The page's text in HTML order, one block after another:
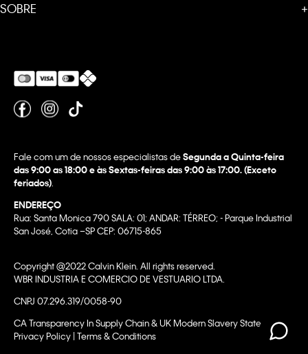
SOBRE +
Fale com um de nossos especialistas deSegunda a Quinta-feira
das 9:00 as 18:00 e às Sextas-feiras das 9:00 às 17:00. (Exceto
feriados)
ENDEREÇO
Rua: Santa Monica 790 SALA: 01; ANDAR: TÉRREO; - Parque Industrial
San José, Cotia –SP CEP: 06715-865
Copyright @2022 Calvin Klein. All rights reserved.
WBR INDUSTRIA E COMERCIO DE VESTUARIO LTDA.
CNPJ 07.296.319/0058-90
CA Transparency In Supply Chain & UK Modern Slavery Statement |
Privacy Policy | Terms & Conditions